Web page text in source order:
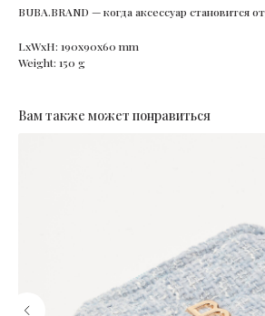
BUBA.BRAND — когда аксессуар становится
LxWxH: 190x90x60 mm
Weight: 150 g
Вам также может понравиться